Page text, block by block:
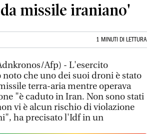
missile iraniano'
1 MINUTI DI LETTURA
Afp) - L'esercito
noto che uno dei suoi droni è stato
terra-aria mentre operava
"è caduto in Iran. Non sono stati
vi è alcun rischio di violazione
ha precisato l'Idf in un